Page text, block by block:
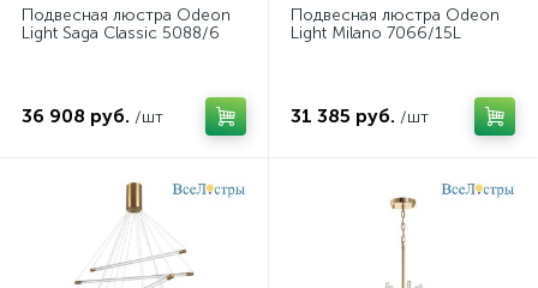
Подвесная люстра Odeon
Light Saga Classic 5088/6
36 908 руб. /шт
Подвесная люстра Odeon
Light Milano 7066/15L
31 385 руб. /шт